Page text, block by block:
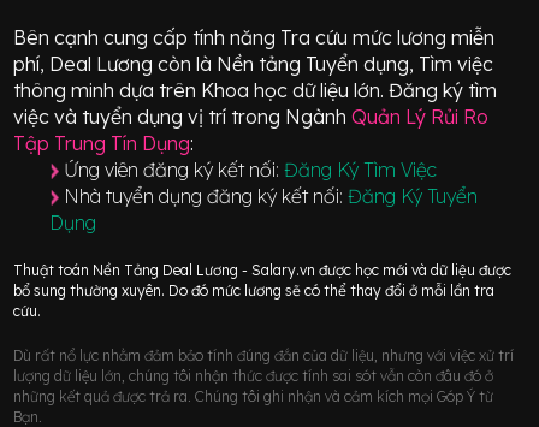
Bên cạnh cung cấp tính năng Tra cứu mức lương miễn
phí, Deal Lương còn là Nền tảng Tuyển dụng, Tìm việc
thông minh dựa trên Khoa học dữ liệu lớn.Đăng ký tìm
việc và tuyển dụng vị trí trong NgànhQuản Lý Rủi Ro
Tập Trung Tín Dụng:
Ứng viên đăng ký kết nối:Đăng Ký Tìm Việc
Nhà tuyển dụng đăng ký kết nối:Đăng Ký Tuyển
Dụng
Thuật toán Nền Tảng Deal Lương - Salary.vn được học mới và dữ liệu được
bổ sung thường xuyên. Do đó mức lương sẽ có thể thay đổi ở mỗi lần tra
cứu.
Dù rất nổ lực nhằm đảm bảo tính đúng đắn của dữ liệu, nhưng với việc xử trí
lượng dữ liệu lớn, chúng tôi nhận thức được tính sai sót vẫn còn đâu đó ở
những kết quả được trả ra. Chúng tôi ghi nhận và cảm kích mọi Góp Ý từ
Bạn.